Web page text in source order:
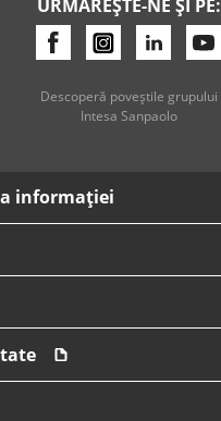
URMĂREȘTE-NE ȘI PE:
Descoperă poveştile grupului
Intesa Sanpaolo
informaţiei